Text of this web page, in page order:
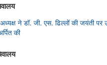
ने डॉ. जी. एस. ढिल्लों की जयंती पर
की